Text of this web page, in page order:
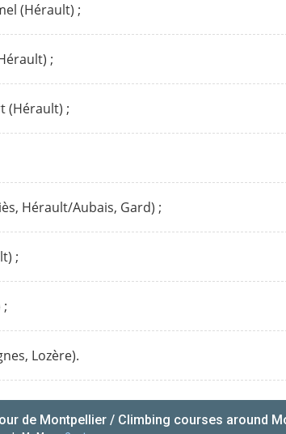
(Hérault) ;
;
(Hérault) ;
Hérault/Aubais, Gard) ;
;
Lozère).